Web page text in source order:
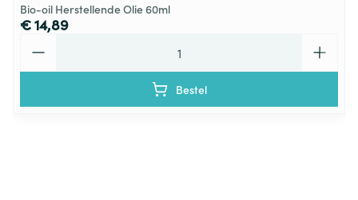
Bio-oil Herstellende Olie 60ml
€ 14,89
Bestel